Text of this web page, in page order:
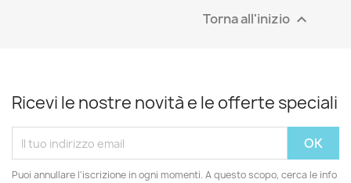
Torna all'inizio 
Ricevi le nostre novità e le offerte speciali
Puoi annullare l'iscrizione in ogni momenti. A questo scopo, cerca le info